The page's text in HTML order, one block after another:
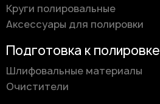
Круги полировальные
Аксессуары для полировки
Подготовка к полировке
Шлифовальные материалы
Очистители